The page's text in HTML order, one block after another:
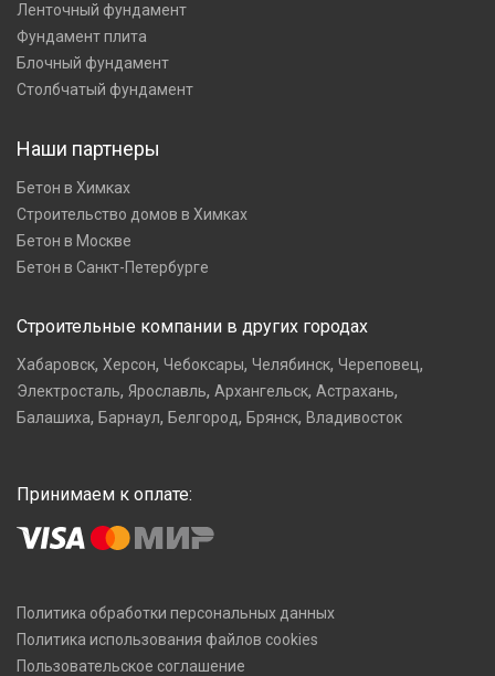
Ленточный фундамент
Фундамент плита
Блочный фундамент
Столбчатый фундамент
Наши партнеры
Бетон в Химках
Строительство домов в Химках
Бетон в Москве
Бетон в Санкт-Петербурге
Строительные компании в других городах
Хабаровск, Херсон, Чебоксары, Челябинск, Череповец,
Электросталь, Ярославль, Архангельск, Астрахань,
Балашиха, Барнаул, Белгород, Брянск, Владивосток
Принимаем к оплате:
Политика обработки персональных данных
Политика использования файлов cookies
Пользовательское соглашение